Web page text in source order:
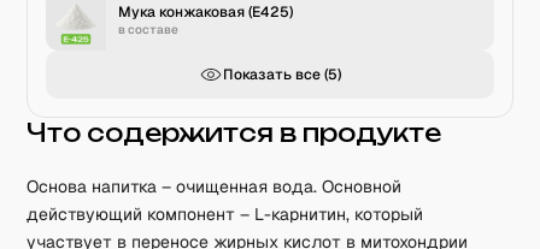
Что содержится в продукте
Основа напитка – очищенная вода. Основной
действующий компонент – L-карнитин, который
участвует в переносе жирных кислот в митохондрии
Мука конжаковая (E425)
в составе
Показать все (5)